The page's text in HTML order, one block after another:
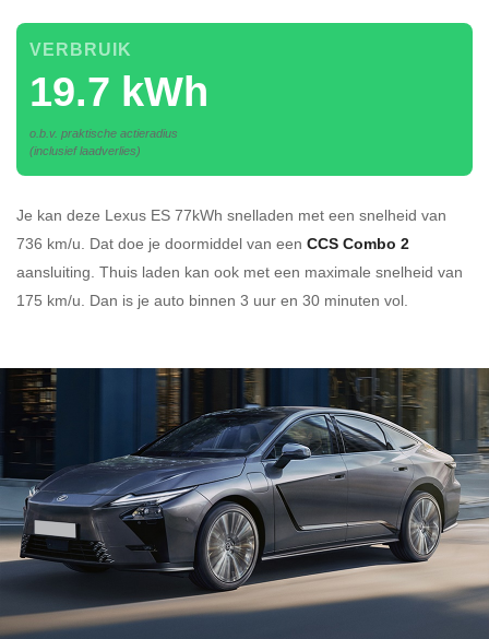
19.7 kWh
VERBRUIK
o.b.v. praktische actieradius
(inclusief laadverlies)
Je kan deze Lexus ES 77kWh snelladen met een snelheid van
736 km/u. Dat doe je doormiddel van een CCS Combo 2
aansluiting. Thuis laden kan ook met een maximale snelheid van
175 km/u. Dan is je auto binnen 3 uur en 30 minuten vol.